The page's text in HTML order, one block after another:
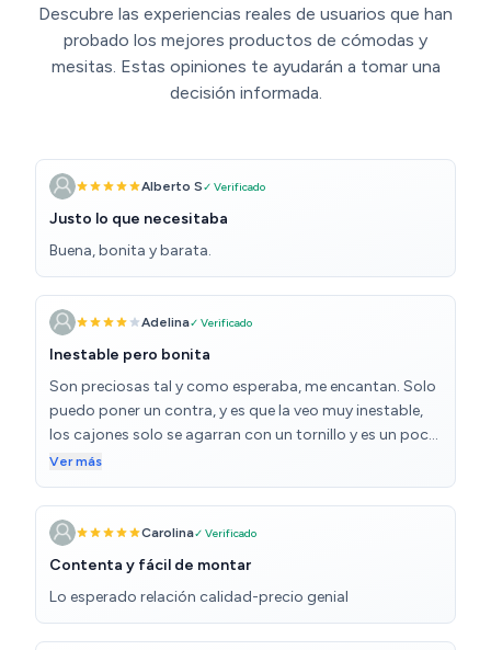
Descubre las experiencias reales de usuarios que han
probado los mejores productos de cómodas y
mesitas. Estas opiniones te ayudarán a tomar una
decisión informada.
Alberto S✓ Verificado
Justo lo que necesitaba
Buena, bonita y barata.
Adelina✓ Verificado
Inestable pero bonita
Son preciosas tal y como esperaba, me encantan. Solo
puedo poner un contra, y es que la veo muy inestable,
los cajones solo se agarran con un tornillo y es un poco
blandengue en general pero eso no quita que
estéticamente es preciosa. No se le puede meter mucho
peso en el cajón por qué rompería con el tiempo. Solo
la quiero para adornar así que la compraría de nuevo
igualmente.
Ver más
Carolina✓ Verificado
Contenta y fácil de montar
Lo esperado relación calidad-precio genial